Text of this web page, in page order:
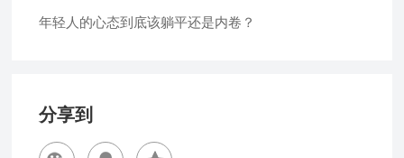
年轻人的心态到底该躺平还是内卷？
分享到